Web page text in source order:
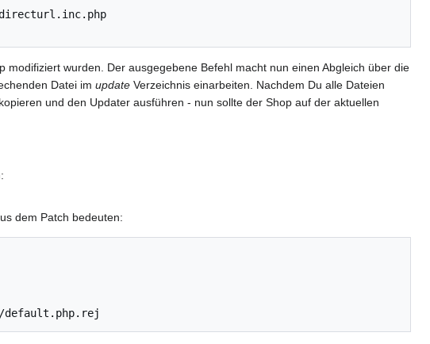
wurden. Der ausgegebene Befehl macht nun einen Abgleich über die
Datei im update Verzeichnis einarbeiten. Nachdem Du alle Dateien
und den Updater ausführen - nun sollte der Shop auf der aktuellen
dem Patch bedeuten:
default.php.rej